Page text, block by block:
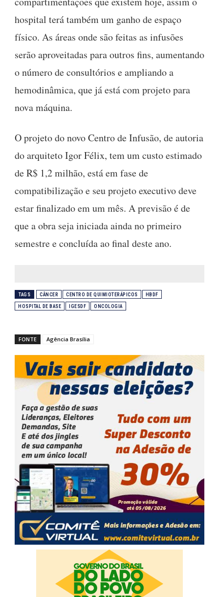
hospital terá também um ganho de espaço
físico. As áreas onde são feitas as infusões
serão aproveitadas para outros fins, aumentando
o número de consultórios e ampliando a
hemodinâmica, que já está com projeto para
nova máquina.
O projeto do novo Centro de Infusão, de autoria
do arquiteto Igor Félix, tem um custo estimado
de R$ 1,2 milhão, está em fase de
compatibilização e seu projeto executivo deve
estar finalizado em um mês. A previsão é de
que a obra seja iniciada ainda no primeiro
semestre e concluída ao final deste ano.
TAGS CÂNCER CENTRO DE QUIMIOTERÁPICOS HBDF
HOSPITAL DE BASE IGESDF ONCOLOGIA
FONTE Agência Brasília